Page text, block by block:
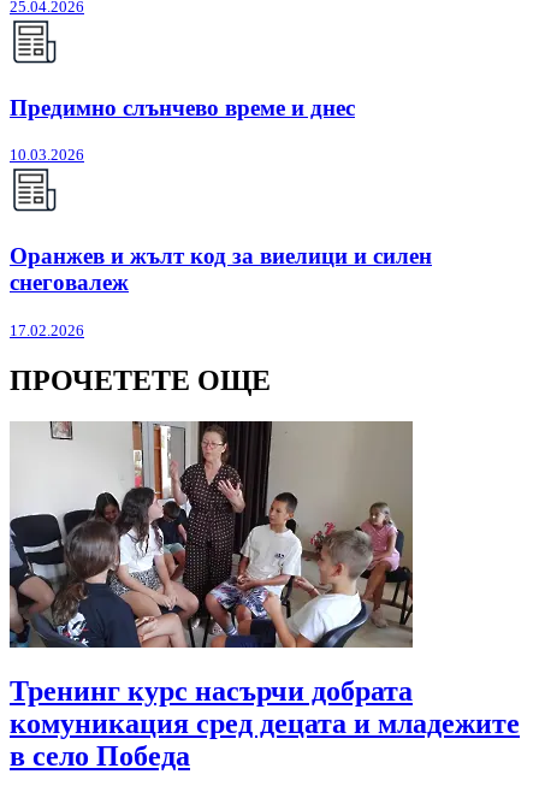
25.04.2026
Предимно слънчево време и днес
10.03.2026
Оранжев и жълт код за виелици и силен
снеговалеж
17.02.2026
ПРОЧЕТЕТЕ ОЩЕ
Тренинг курс насърчи добрата
комуникация сред децата и младежите
в село Победа